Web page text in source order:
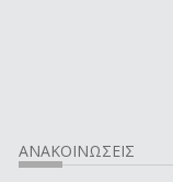
ΑΝΑΚΟΙΝΩΣΕΙΣ